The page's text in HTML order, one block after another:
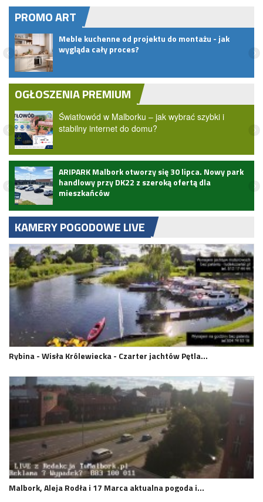
PROMO ART
Meble kuchenne od projektu do montażu - jak
wygląda cały proces?
OGŁOSZENIA PREMIUM
Światłowód w Malborku – jak wybrać szybki i
stabilny internet do domu?
ARIPARK Malbork otworzy się 30 lipca. Nowy park
handlowy przy DK22 z szeroką ofertą dla
mieszkańców
KAMERY POGODOWE LIVE
Rybina - Wisła Królewiecka - Czarter jachtów Pętla…
Malbork, Aleja Rodła i 17 Marca aktualna pogoda i…